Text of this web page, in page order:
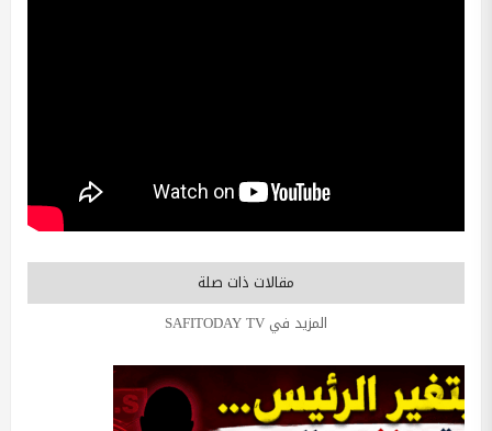
مقالات ذات صلة
المزيد في SAFITODAY TV